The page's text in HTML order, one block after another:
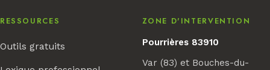
RESSOURCES
Outils gratuits
ZONE D'INTERVENTION
Pourrières 83910
Var (83) et Bouches-du-